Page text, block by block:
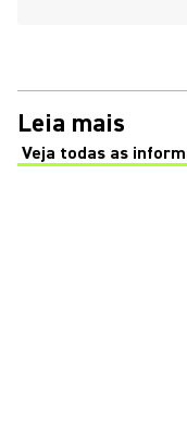
Leia mais
Veja todas as